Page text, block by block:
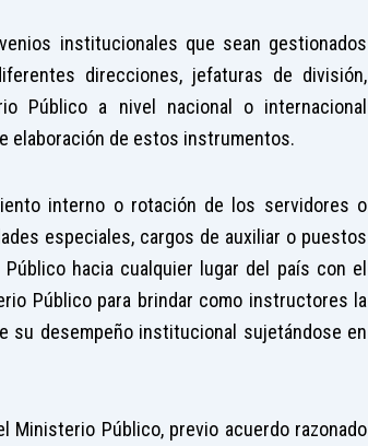
institucionales que sean gestionados
direcciones, jefaturas de división,
Público a nivel nacional o internacional
elaboración de estos instrumentos.
interno o rotación de los servidores o
especiales, cargos de auxiliar o puestos
hacia cualquier lugar del país con el
Público para brindar como instructores la
su desempeño institucional sujetándose en
Público, previo acuerdo razonado